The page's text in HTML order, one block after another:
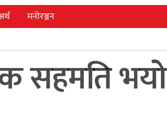
मनोरञ्जन
सहमति भयो